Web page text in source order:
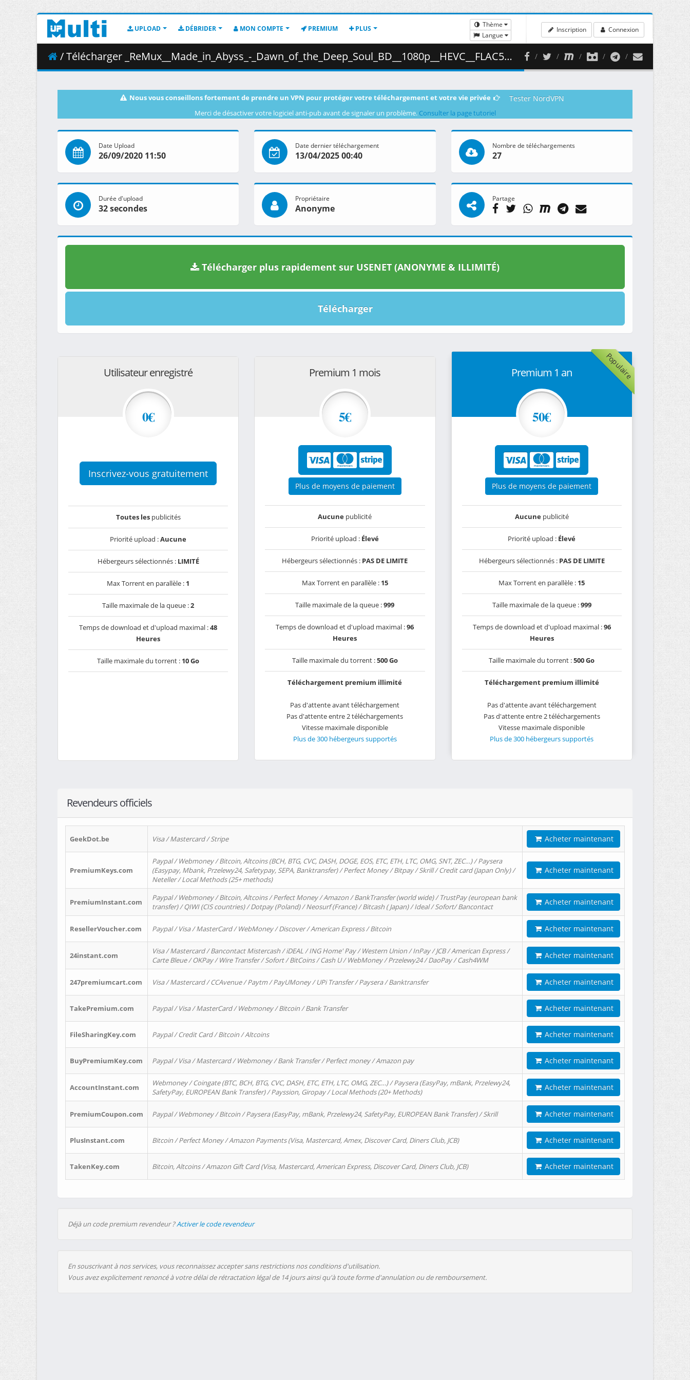
UPLOAD DÉBRIDER MON COMPTE PREMIUM PLUS
Thème
Langue
Inscription Connexion
/ Télécharger _ReMux__Made_in_Abyss_-_Dawn_of_the_Deep_Soul_BD__1080p__HEVC__FLAC5.1_.mkv.009 ( 447.54 MB )
Nous vous conseillons fortement de prendre un VPN pour protéger votre téléchargement et votre vie privée Tester NordVPN
Merci de désactiver votre logiciel anti-pub avant de signaler un problème. Consulter la page tutoriel
Date Upload
26/09/2020 11:50
Date dernier téléchargement
13/04/2025 00:40
Nombre de téléchargements
27
Durée d'upload
32 secondes
Propriétaire
Anonyme
Partage
Télécharger plus rapidement sur USENET (ANONYME & ILLIMITÉ)
Télécharger
Utilisateur enregistré
0€
Inscrivez-vous gratuitement
Toutes lespublicités
Priorité upload :Aucune
Hébergeurs sélectionnés : LIMITÉ
Max Torrent en parallèle : 1
Taille maximale de la queue :2
Temps de download et d'upload maximal :48
Heures
Taille maximale du torrent : 10 Go
Premium 1 mois
5€
Plus de moyens de paiement
Aucune publicité
Priorité upload : Élevé
Hébergeurs sélectionnés : PAS DE LIMITE
Max Torrent en parallèle : 15
Taille maximale de la queue :999
Temps de download et d'upload maximal :96
Heures
Taille maximale du torrent :500 Go
Téléchargement premium illimité
Pas d'attente avant téléchargement
Pas d'attente entre 2 téléchargements
Vitesse maximale disponible
Plus de 300 hébergeurs supportés
Populaire
Premium 1 an
50€
Plus de moyens de paiement
Aucunepublicité
Priorité upload : Élevé
Hébergeurs sélectionnés : PAS DE LIMITE
Max Torrent en parallèle : 15
Taille maximale de la queue :999
Temps de download et d'upload maximal :96
Heures
Taille maximale du torrent :500 Go
Téléchargement premium illimité
Pas d'attente avant téléchargement
Pas d'attente entre 2 téléchargements
Vitesse maximale disponible
Plus de 300 hébergeurs supportés
Revendeurs officiels
GeekDot.be Visa / Mastercard / Stripe Acheter maintenant
PremiumKeys.com
Paypal / Webmoney / Bitcoin, Altcoins (BCH, BTG, CVC, DASH, DOGE, EOS, ETC, ETH, LTC, OMG, SNT, ZEC…) / Paysera
(Easypay, Mbank, Przelewy24, Safetypay, SEPA, Banktransfer) / Perfect Money / Bitpay / Skrill / Credit card (Japan Only) /
Neteller / Local Methods (25+ methods)
Acheter maintenant
PremiumInstant.com
Paypal / Webmoney / Bitcoin, Altcoins / Perfect Money / Amazon / BankTransfer (world wide) / TrustPay (european bank
transfer) / QIWI (CIS countries) / Dotpay (Poland) / Neosurf (France) / Bitcash ( Japan) / Ideal / Sofort/ Bancontact
Acheter maintenant
ResellerVoucher.com Paypal / Visa / MasterCard / WebMoney / Discover / American Express / Bitcoin Acheter maintenant
24instant.com
Visa / Mastercard / Bancontact Mistercash / iDEAL / ING Home' Pay / Western Union / InPay / JCB / American Express /
Carte Bleue / OKPay / Wire Transfer / Sofort / BitCoins / Cash U / WebMoney / Przelewy24 / DaoPay / Cash4WM
Acheter maintenant
247premiumcart.com Visa / Mastercard / CCAvenue / Paytm / PayUMoney / UPi Transfer / Paysera / Banktransfer Acheter maintenant
TakePremium.com Paypal / Visa / MasterCard / Webmoney / Bitcoin / Bank Transfer Acheter maintenant
FileSharingKey.com Paypal / Credit Card / Bitcoin / Altcoins Acheter maintenant
BuyPremiumKey.com Paypal / Visa / Mastercard / Webmoney / Bank Transfer / Perfect money / Amazon pay Acheter maintenant
AccountInstant.com
Webmoney / Coingate (BTC, BCH, BTG, CVC, DASH, ETC, ETH, LTC, OMG, ZEC…) / Paysera (EasyPay, mBank, Przelewy24,
SafetyPay, EUROPEAN Bank Transfer) / Payssion, Giropay / Local Methods (20+ Methods)
Acheter maintenant
PremiumCoupon.com Paypal / Webmoney / Bitcoin / Paysera (EasyPay, mBank, Przelewy24, SafetyPay, EUROPEAN Bank Transfer) / Skrill Acheter maintenant
PlusInstant.com Bitcoin / Perfect Money / Amazon Payments (Visa, Mastercard, Amex, Discover Card, Diners Club, JCB) Acheter maintenant
TakenKey.com Bitcoin, Altcoins / Amazon Gift Card (Visa, Mastercard, American Express, Discover Card, Diners Club, JCB) Acheter maintenant
Déjà un code premium revendeur ?Activer le code revendeur
En souscrivant à nos services, vous reconnaissez accepter sans restrictions nos conditions d'utilisation.
Vous avez explicitement renoncé à votre délai de rétractation légal de 14 jours ainsi qu'à toute forme d'annulation ou de remboursement.